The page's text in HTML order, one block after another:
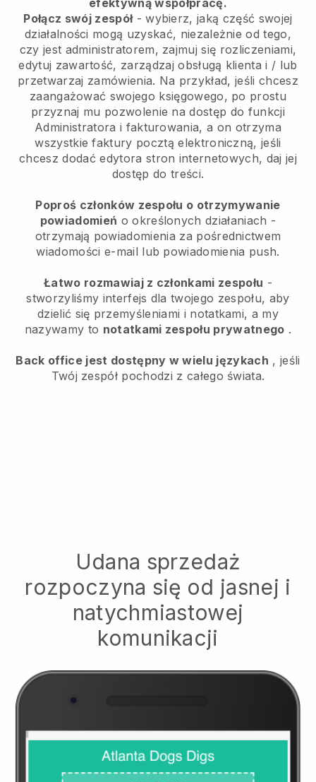
efektywną współpracę.
Połącz swój zespół- wybierz, jaką część swojej
działalności mogą uzyskać, niezależnie od tego,
czy jest administratorem, zajmuj się rozliczeniami,
edytuj zawartość, zarządzaj obsługą klienta i / lub
przetwarzaj zamówienia. Na przykład, jeśli chcesz
zaangażować swojego księgowego, po prostu
przyznaj mu pozwolenie na dostęp do funkcji
Administratora i fakturowania, a on otrzyma
wszystkie faktury pocztą elektroniczną, jeśli
chcesz dodać edytora stron internetowych, daj jej
dostęp do treści.
Poproś członków zespołu o otrzymywanie
powiadomień o określonych działaniach -
otrzymają powiadomienia za pośrednictwem
wiadomości e-mail lub powiadomienia push.
Łatwo rozmawiaj z członkami zespołu -
stworzyliśmy interfejs dla twojego zespołu, aby
dzielić się przemyśleniami i notatkami, a my
nazywamy to notatkami zespołu prywatnego .
Back office jest dostępny w wielu językach , jeśli
Twój zespół pochodzi z całego świata.
Udana sprzedaż
rozpoczyna się od jasnej i
natychmiastowej
komunikacji